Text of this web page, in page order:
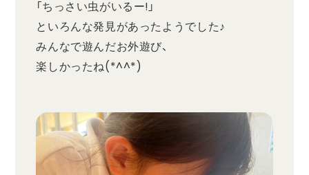
「ちっさい虫がいるー!」
といろんな発見があったようでした♪
みんなで遊んだお外遊び、
楽しかったね(*^^*)